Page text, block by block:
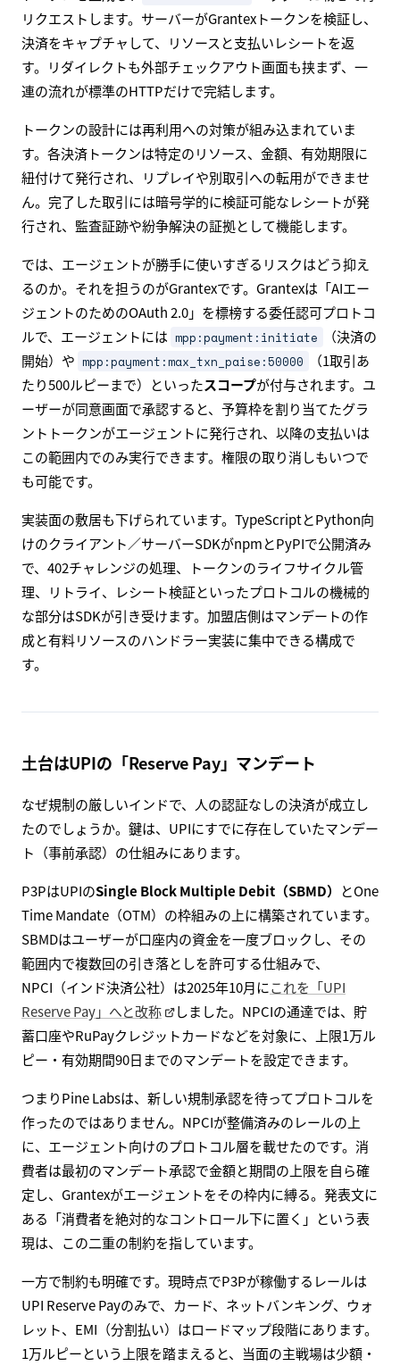
リクエストします。サーバーがGrantexトークンを検証し、
決済をキャプチャして、リソースと支払いレシートを返
す。リダイレクトも外部チェックアウト画面も挟まず、一
連の流れが標準のHTTPだけで完結します。
トークンの設計には再利用への対策が組み込まれていま
す。各決済トークンは特定のリソース、金額、有効期限に
紐付けて発行され、リプレイや別取引への転用ができませ
ん。完了した取引には暗号学的に検証可能なレシートが発
行され、監査証跡や紛争解決の証拠として機能します。
では、エージェントが勝手に使いすぎるリスクはどう抑え
るのか。それを担うのがGrantexです。Grantexは「AIエー
ジェントのためのOAuth 2.0」を標榜する委任認可プロトコ
ルで、エージェントには mpp:payment:initiate
（決済の
開始）や mpp:payment:max_txn_paise:50000
（1取引あ
たり500ルピーまで）といったスコープが付与されます。ユ
ーザーが同意画面で承認すると、予算枠を割り当てたグラ
ントトークンがエージェントに発行され、以降の支払いは
この範囲内でのみ実行できます。権限の取り消しもいつで
も可能です。
実装面の敷居も下げられています。TypeScriptとPython向
けのクライアント／サーバーSDKがnpmとPyPIで公開済み
で、402チャレンジの処理、トークンのライフサイクル管
理、リトライ、レシート検証といったプロトコルの機械的
な部分はSDKが引き受けます。加盟店側はマンデートの作
成と有料リソースのハンドラー実装に集中できる構成で
す。
土台はUPIの「Reserve Pay」マンデート
なぜ規制の厳しいインドで、人の認証なしの決済が成立し
たのでしょうか。鍵は、UPIにすでに存在していたマンデー
ト（事前承認）の仕組みにあります。
P3PはUPIのSingle Block Multiple Debit（SBMD）
とOne
Time Mandate（OTM）の枠組みの上に構築されています。
SBMDはユーザーが口座内の資金を一度ブロックし、その
範囲内で複数回の引き落としを許可する仕組みで、
NPCI（インド決済公社）は2025年10月にこれを「UPI
Reserve Pay」へと改称
しました。NPCIの通達では、貯
蓄口座やRuPayクレジットカードなどを対象に、上限1万ル
ピー・有効期間90日までのマンデートを設定できます。
つまりPine Labsは、新しい規制承認を待ってプロトコルを
作ったのではありません。NPCIが整備済みのレールの上
に、エージェント向けのプロトコル層を載せたのです。消
費者は最初のマンデート承認で金額と期間の上限を自ら確
定し、Grantexがエージェントをその枠内に縛る。発表文に
ある「消費者を絶対的なコントロール下に置く」という表
現は、この二重の制約を指しています。
一方で制約も明確です。現時点でP3Pが稼働するレールは
UPI Reserve Payのみで、カード、ネットバンキング、ウォ
レット、EMI（分割払い）はロードマップ段階にあります。
1万ルピーという上限を踏まえると、当面の主戦場は少額・